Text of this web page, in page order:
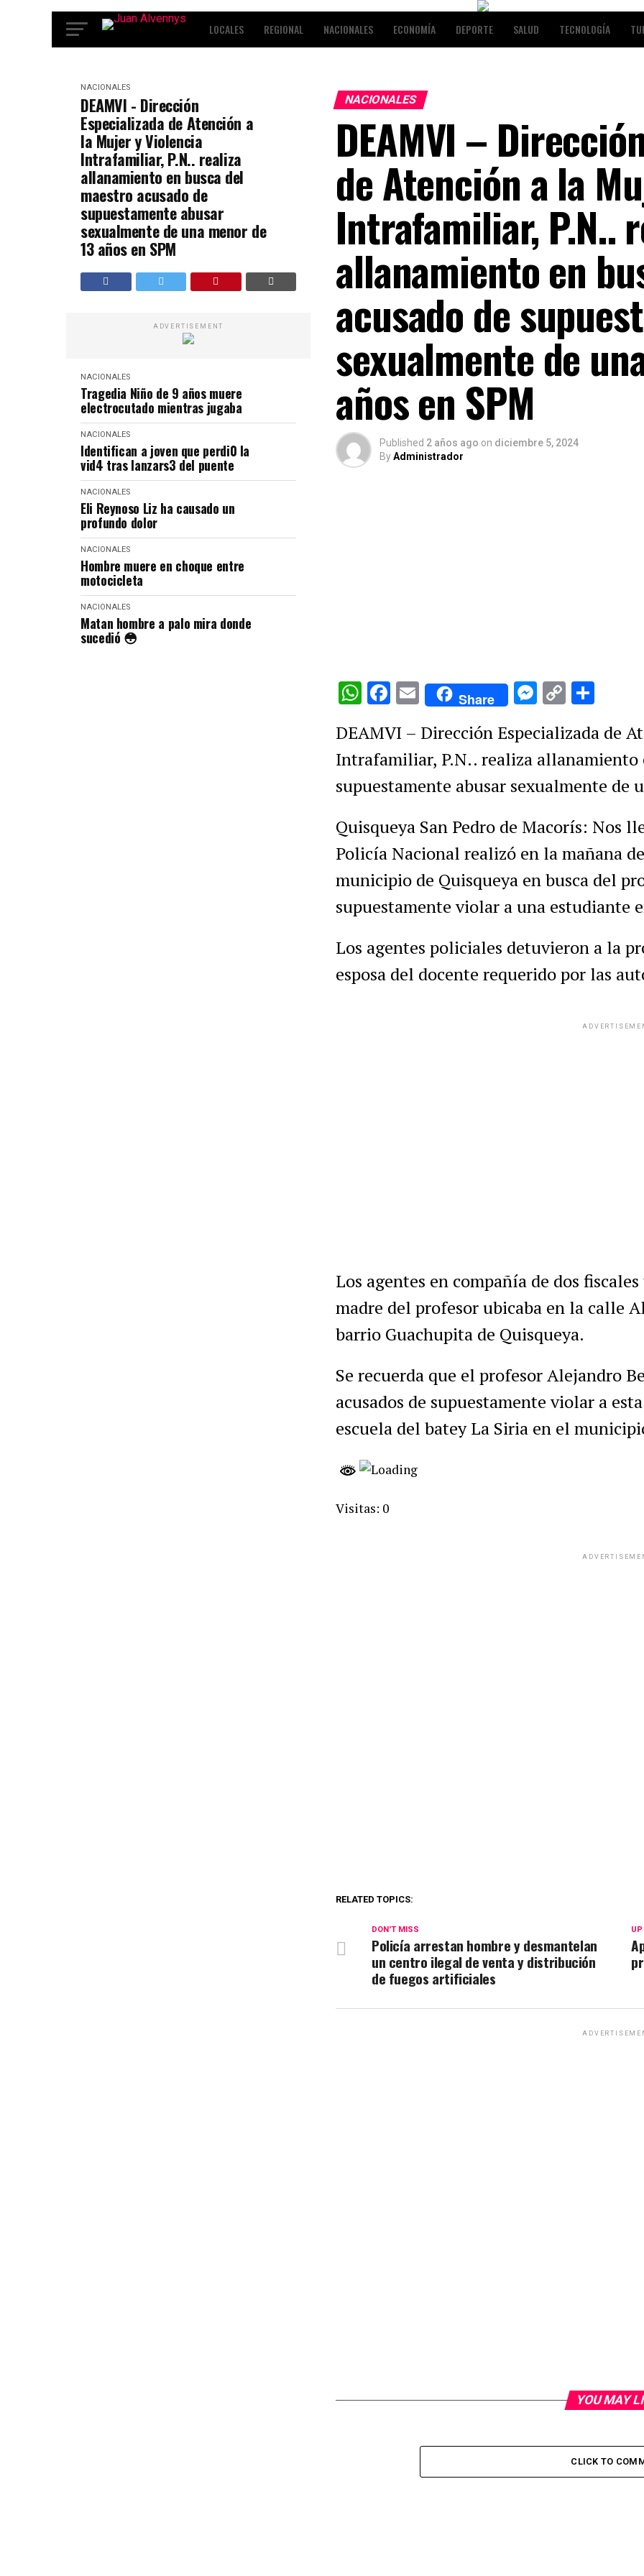
LOCALES REGIONAL NACIONALES ECONOMÍA DEPORTE SALUD TECNOLOGÍA
NACIONALES
DEAMVI - Dirección
Especializada de Atención a
la Mujer y Violencia
Intrafamiliar, P.N.. realiza
allanamiento en busca del
maestro acusado de
supuestamente abusar
sexualmente de una menor de
13 años en SPM
ADVERTISEMENT
NACIONALES
Tragedia Niño de 9 años muere
electrocutado mientras jugaba
NACIONALES
Identifican a joven que perdi0 la
vid4 tras lanzars3 del puente
NACIONALES
Eli Reynoso Liz ha causado un
profundo dolor
NACIONALES
Hombre muere en choque entre
motocicleta
NACIONALES
Matan hombre a palo mira donde
sucedió 😳
NACIONALES
DEAMVI –
de Atención a la
Intrafamiliar, P.N..
allanamiento en
acusado de
sexualmente de
años en SPM
Published 2 años ago on diciembre 5, 2024
ByAdministrador
WhatsApp
Facebook
EmailShare
Copy
DEAMVI – Dirección Especializada de
Intrafamiliar, P.N.. realiza allanamiento
supuestamente abusar sexualmente de
Quisqueya San Pedro de Macorís: Nos
Policía Nacional realizó en la mañana
municipio de Quisqueya en busca del
supuestamente violar a una estudiante
Los agentes policiales detuvieron a la
esposa del docente requerido por las
Los agentes en compañía de dos
madre del profesor ubicaba en la calle
barrio Guachupita de Quisqueya.
Se recuerda que el profesor Alejandro
acusados de supuestamente violar a
escuela del batey La Siria en el
Visitas: 0
RELATED TOPICS:
DON'T MISS
Policía arrestan hombre y desmantelan
un centro ilegal de venta y distribución
de fuegos artificiales
YOU MAY
CLICK TO